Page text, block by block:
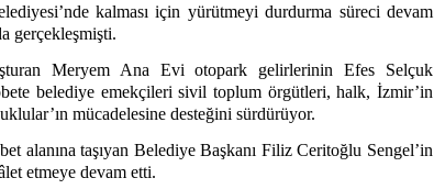
kalması için yürütmeyi durdurma süreci devam
gerçekleşmişti.
Meryem Ana Evi otopark gelirlerinin Efes Selçuk
belediye emekçileri sivil toplum örgütleri, halk, İzmir’in
mücadelesine desteğini sürdürüyor.
alanına taşıyan Belediye Başkanı Filiz Ceritoğlu Sengel’in
etmeye devam etti.